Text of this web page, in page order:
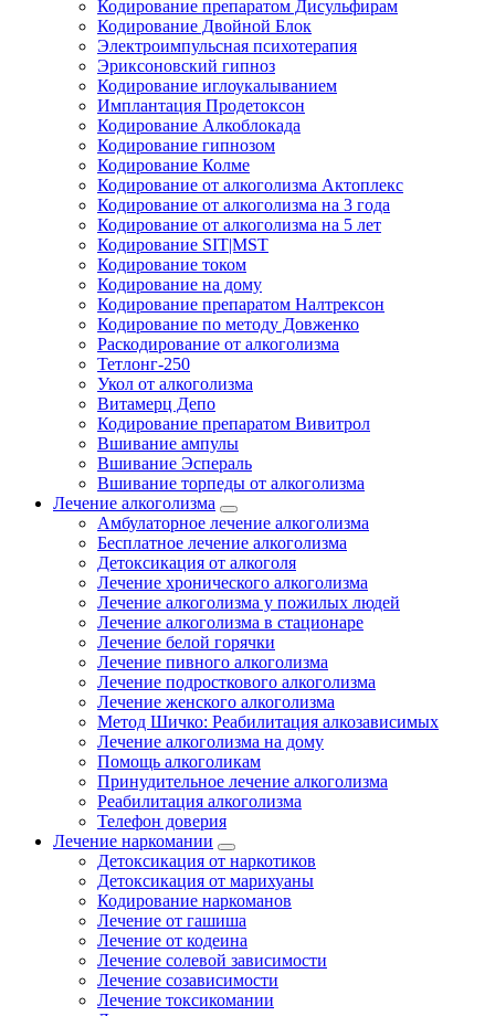
Кодирование препаратом Дисульфирам
Кодирование Двойной Блок
Электроимпульсная психотерапия
Эриксоновский гипноз
Кодирование иглоукалыванием
Имплантация Продетоксон
Кодирование Алкоблокада
Кодирование гипнозом
Кодирование Колме
Кодирование от алкоголизма Актоплекс
Кодирование от алкоголизма на 3 года
Кодирование от алкоголизма на 5 лет
Кодирование SIT|MST
Кодирование током
Кодирование на дому
Кодирование препаратом Налтрексон
Кодирование по методу Довженко
Раскодирование от алкоголизма
Тетлонг-250
Укол от алкоголизма
Витамерц Депо
Кодирование препаратом Вивитрол
Вшивание ампулы
Вшивание Эспераль
Вшивание торпеды от алкоголизма
Лечение алкоголизма
Амбулаторное лечение алкоголизма
Бесплатное лечение алкоголизма
Детоксикация от алкоголя
Лечение хронического алкоголизма
Лечение алкоголизма у пожилых людей
Лечение алкоголизма в стационаре
Лечение белой горячки
Лечение пивного алкоголизма
Лечение подросткового алкоголизма
Лечение женского алкоголизма
Метод Шичко: Реабилитация алкозависимых
Лечение алкоголизма на дому
Помощь алкоголикам
Принудительное лечение алкоголизма
Реабилитация алкоголизма
Телефон доверия
Лечение наркомании
Детоксикация от наркотиков
Детоксикация от марихуаны
Кодирование наркоманов
Лечение от гашиша
Лечение от кодеина
Лечение солевой зависимости
Лечение созависимости
Лечение токсикомании